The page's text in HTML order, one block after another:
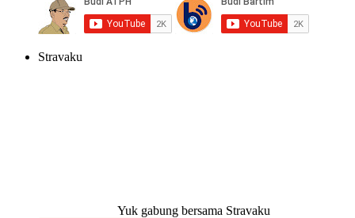
Stravaku
Yuk gabung bersama Stravaku